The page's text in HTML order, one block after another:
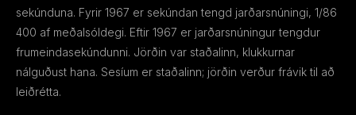
sekúnduna. Fyrir 1967 er sekúndan tengd jarðarsnúningi, 1/86
400 af meðalsóldegi. Eftir 1967 er jarðarsnúningur tengdur
frumeindasekúndunni. Jörðin var staðalinn, klukkurnar
nálguðust hana. Sesíum er staðalinn; jörðin verður frávik til að
leiðrétta.